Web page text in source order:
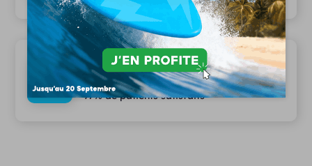
Des services haut de gamme
97% de patients satisfaits